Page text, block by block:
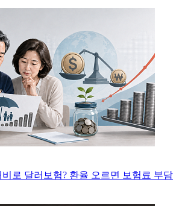
비로 달러보험? 환율 오르면 보험료 부담